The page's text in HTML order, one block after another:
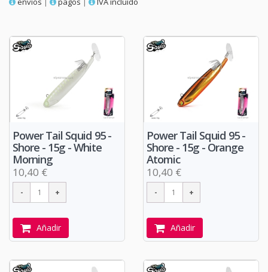
Power Tail Squid 95 -
Shore - 15g - White
Morning
10,40 €
Añadir
Power Tail Squid 95 -
Shore - 15g - Orange
Atomic
10,40 €
Añadir